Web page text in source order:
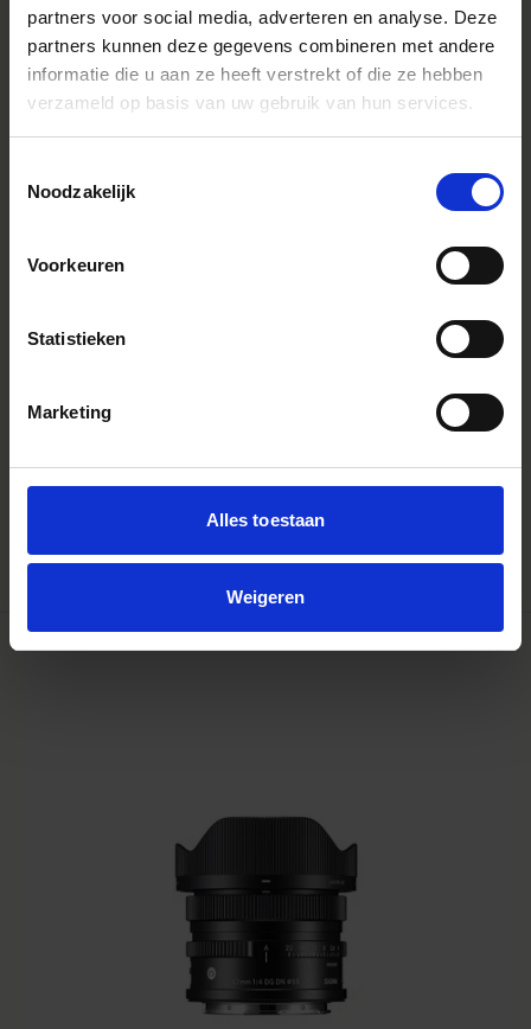
partners voor social media, adverteren en analyse. Deze
partners kunnen deze gegevens combineren met andere
informatie die u aan ze heeft verstrekt of die ze hebben
verzameld op basis van uw gebruik van hun services.
Noodzakelijk
Voorkeuren
Statistieken
Marketing
Alles toestaan
Weigeren
€1 799